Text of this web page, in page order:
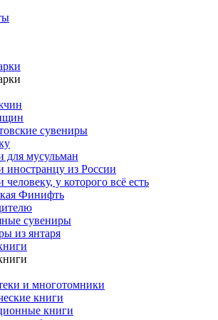
сувениры
для мусульман
иностранцу из России
человеку, у которого всё есть
Финифть
сувениры
из янтаря
и многотомники
книги
книги